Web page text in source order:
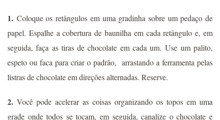
1. Coloque os retângulos em uma gradinha sobre um pedaço de
papel. Espalhe a cobertura de baunilha em cada retângulo e, em
seguida, faça as tiras de chocolate em cada um.Use um palito,
espeto ou faca para criar o padrão, arrastando a ferramenta pelas
listras de chocolate em direções alternadas. Reserve.
2. Você pode acelerar as coisas organizando os topos em uma
grade onde todos se tocam, em seguida, canalize o chocolate e